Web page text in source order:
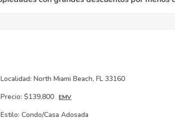
Localidad: North Miami Beach, FL 33160
Precio: $139,800 EMV
Estilo: Condo/Casa Adosada